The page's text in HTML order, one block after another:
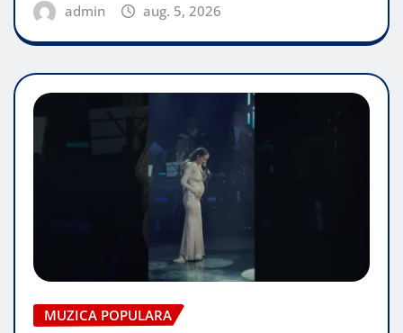
admin aug. 5, 2026
MUZICA POPULARA